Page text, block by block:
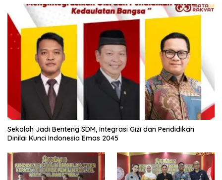
Sekolah Jadi Benteng SDM, Integrasi Gizi dan Pendidikan
Dinilai Kunci Indonesia Emas 2045